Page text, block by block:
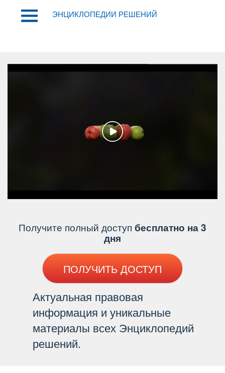
ЭНЦИКЛОПЕДИИ РЕШЕНИЙ
Получите полный доступ есплатно на 3
дня
ПОЛУЧИТЬ ДОСТУП
Актуальная правовая
информация и уникальные
материалы всех Энциклопедий
решений.